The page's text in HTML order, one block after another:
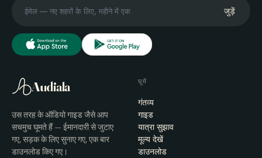
जुड़ें
Audiala
उस तरह के ऑडियो गाइड जैसे आप
सचमुच घूमते हैं — ईमानदारी से जुटाए
गए, सड़क के लिए सुनाए गए, एक बार
डाउनलोड किए गए।
घूमें
गंतव्य
गाइड
यात्रा सुझाव
मूल्य देखें
डाउनलोड